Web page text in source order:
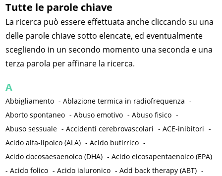
Tutte le parole chiave
La ricerca può essere effettuata anche cliccando su una
delle parole chiave sotto elencate, ed eventualmente
scegliendo in un secondo momento una seconda e una
terza parola per affinare la ricerca.
A
Abbigliamento -Ablazione termica in radiofrequenza -
Aborto spontaneo -Abuso emotivo -Abuso fisico -
Abuso sessuale -Accidenti cerebrovascolari -ACE-inibitori -
Acido alfa-lipoico (ALA) -Acido butirrico -
Acido docosaesaenoico (DHA) -Acido eicosapentaenoico (EPA)
-Acido folico -Acido ialuronico -Add back therapy (ABT) -